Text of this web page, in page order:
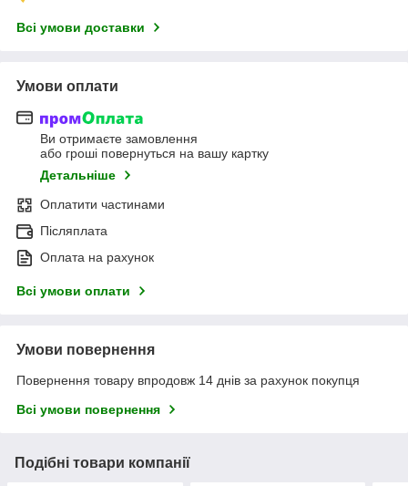
Всі умови доставки
Умови оплати
Ви отримаєте замовлення
або гроші повернуться на вашу картку
Детальніше
Оплатити частинами
Післяплата
Оплата на рахунок
Всі умови оплати
Умови повернення
Повернення товару впродовж 14 днів за рахунок покупця
Всі умови повернення
Подібні товари компанії